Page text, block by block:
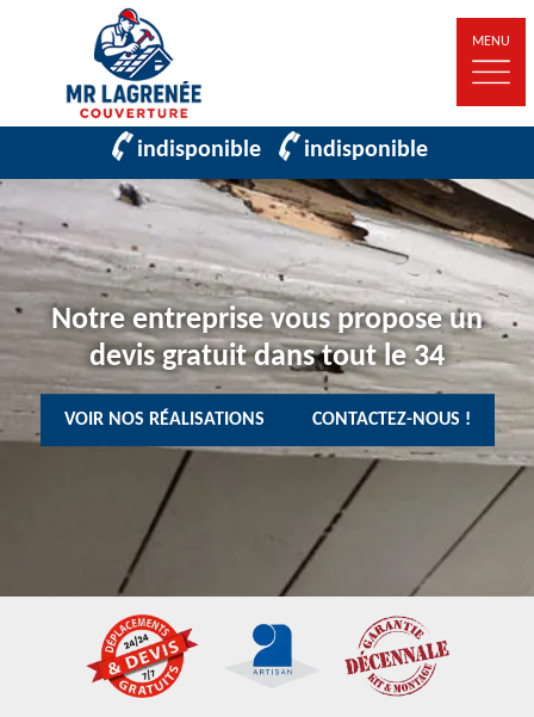
MENU
indisponible indisponible
Notre entreprise vous propose un
devis gratuit dans tout le 34
VOIR NOS RÉALISATIONS CONTACTEZ-NOUS !